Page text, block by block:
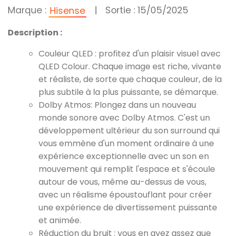
Marque : Hisense | Sortie : 15/05/2025
Description :
Couleur QLED : profitez d'un plaisir visuel avec
QLED Colour. Chaque image est riche, vivante
et réaliste, de sorte que chaque couleur, de la
plus subtile à la plus puissante, se démarque.
Dolby Atmos: Plongez dans un nouveau
monde sonore avec Dolby Atmos. C'est un
développement ultérieur du son surround qui
vous emmène d'un moment ordinaire à une
expérience exceptionnelle avec un son en
mouvement qui remplit l'espace et s'écoule
autour de vous, même au-dessus de vous,
avec un réalisme époustouflant pour créer
une expérience de divertissement puissante
et animée.
Réduction du bruit : vous en avez assez que